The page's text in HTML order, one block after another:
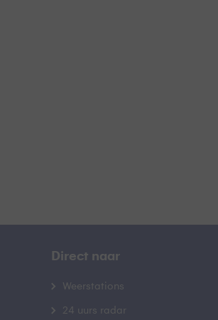
Direct naar
Weerstations
24 uurs radar